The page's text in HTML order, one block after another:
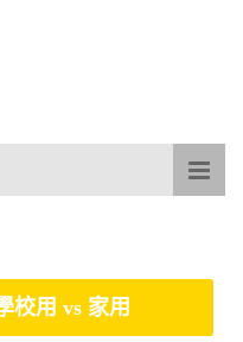
校用 vs 家用